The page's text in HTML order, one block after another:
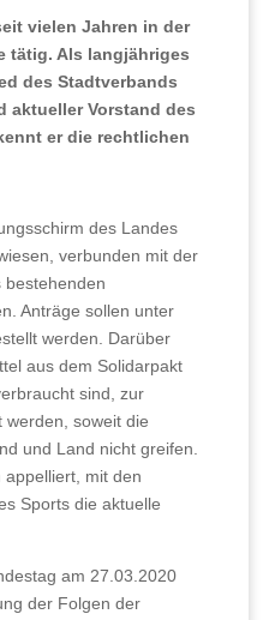
vielen Jahren in der
tätig. Als langjähriges
des Stadtverbands
aktueller Vorstand des
er die rechtlichen
des Landes
verbunden mit der
bestehenden
Anträge sollen unter
werden. Darüber
aus dem Solidarpakt
sind, zur
werden, soweit die
und Land nicht greifen.
mit den
Sports die aktuelle
am 27.03.2020
der Folgen der